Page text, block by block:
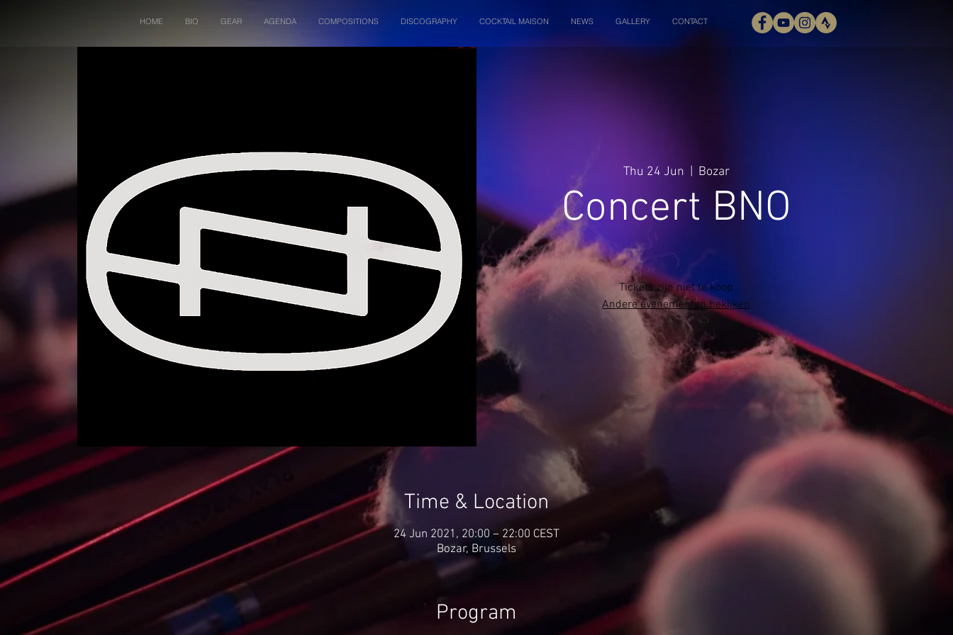
HOME BIO GEAR AGENDA COMPOSITIONS DISCOGRAPHY COCKTAIL MAISON NEWS GALLERY CONTACT
Thu 24 Jun
  |
Bozar
Concert BNO
Tickets zijn niet te koop
Andere evenementen bekijken
Time & Location
24 Jun 2021, 20:00 – 22:00 CEST
Bozar, Brussels
Program